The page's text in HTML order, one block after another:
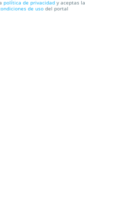
de Lope
política de privacidad y aceptas la
de uso del portal